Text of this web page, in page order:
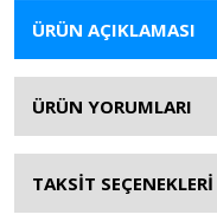
ÜRÜN AÇIKLAMASI
ÜRÜN YORUMLARI
TAKSİT SEÇENEKLERİ